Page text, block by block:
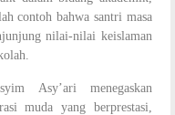
contoh bahwa santri masa
nilai-nilai keislaman
Asy’ari menegaskan
muda yang berprestasi,